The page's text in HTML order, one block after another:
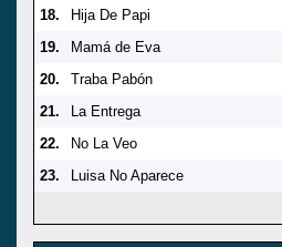
18.
Hija De Papi
19.
Mamá de Eva
20.
Traba Pabón
21.
La Entrega
22.
No La Veo
23.
Luisa No Aparece